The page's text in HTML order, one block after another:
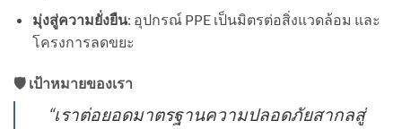
มุ่งสู่ความยั่งยืน: อุปกรณ์ PPE เป็นมิตรต่อสิ่งแวดล้อม และ
โครงการลดขยะ
🛡️ เป้าหมายของเรา
“เราต่อยอดมาตรฐานความปลอดภัยสากลสู่